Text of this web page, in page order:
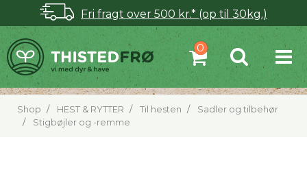
Fri fragt over 500 kr.* (op til 30kg.)
Shop HEST & RYTTER Til hesten
Sadler og tilbehør
Stigbøjler og -remme